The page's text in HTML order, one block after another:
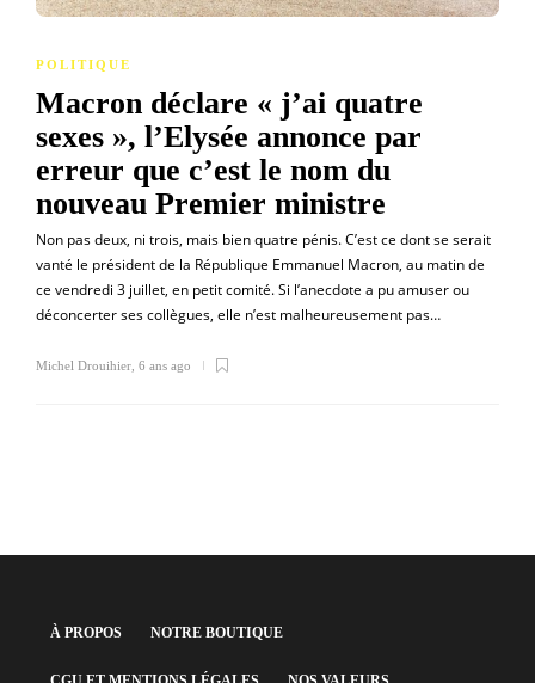
POLITIQUE
Macron déclare « j’ai quatre
sexes », l’Elysée annonce par
erreur que c’est le nom du
nouveau Premier ministre
Non pas deux, ni trois, mais bien quatre pénis. C’est ce dont se serait
vanté le président de la République Emmanuel Macron, au matin de
ce vendredi 3 juillet, en petit comité. Si l’anecdote a pu amuser ou
déconcerter ses collègues, elle n’est malheureusement pas…
Michel Drouihier 6 ans ago
À PROPOS NOTRE BOUTIQUE